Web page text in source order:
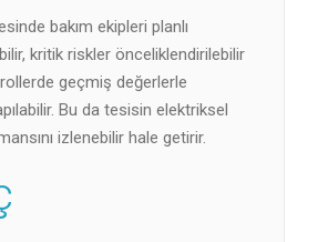
bakım ekipleri planlı
kritik riskler önceliklendirilebilir
geçmiş değerlerle
Bu da tesisin elektriksel
izlenebilir hale getirir.